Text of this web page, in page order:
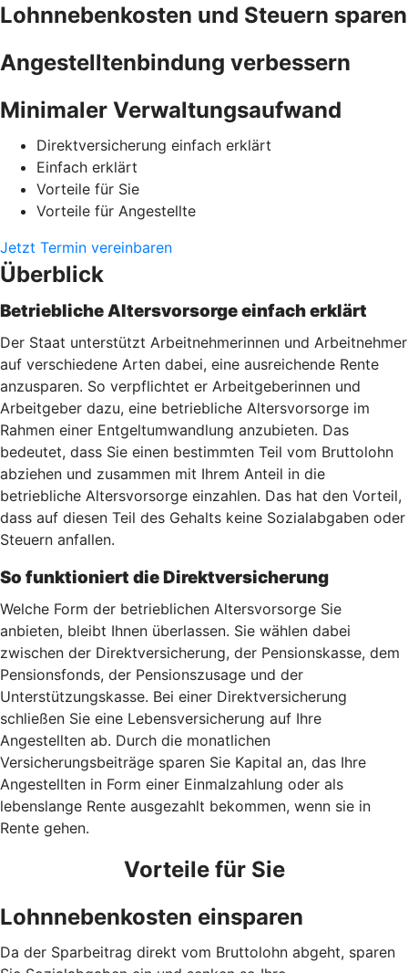
Lohnnebenkosten und Steuern sparen
Angestelltenbindung verbessern
Minimaler Verwaltungsaufwand
Direktversicherung einfach erklärt
Einfach erklärt
Vorteile für Sie
Vorteile für Angestellte
Jetzt Termin vereinbaren
Überblick
Betriebliche Altersvorsorge einfach erklärt
Der Staat unterstützt Arbeitnehmerinnen und Arbeitnehmer
auf verschiedene Arten dabei, eine ausreichende Rente
anzusparen. So verpflichtet er Arbeitgeberinnen und
Arbeitgeber dazu, eine betriebliche Altersvorsorge im
Rahmen einer Entgeltumwandlung anzubieten. Das
bedeutet, dass Sie einen bestimmten Teil vom Bruttolohn
abziehen und zusammen mit Ihrem Anteil in die
betriebliche Altersvorsorge einzahlen. Das hat den Vorteil,
dass auf diesen Teil des Gehalts keine Sozialabgaben oder
Steuern anfallen.
So funktioniert die Direktversicherung
Welche Form der betrieblichen Altersvorsorge Sie
anbieten, bleibt Ihnen überlassen. Sie wählen dabei
zwischen der Direktversicherung, der Pensionskasse, dem
Pensionsfonds, der Pensionszusage und der
Unterstützungskasse. Bei einer Direktversicherung
schließen Sie eine Lebensversicherung auf Ihre
Angestellten ab. Durch die monatlichen
Versicherungsbeiträge sparen Sie Kapital an, das Ihre
Angestellten in Form einer Einmalzahlung oder als
lebenslange Rente ausgezahlt bekommen, wenn sie in
Rente gehen.
Vorteile für Sie
Lohnnebenkosten einsparen
Da der Sparbeitrag direkt vom Bruttolohn abgeht, sparen